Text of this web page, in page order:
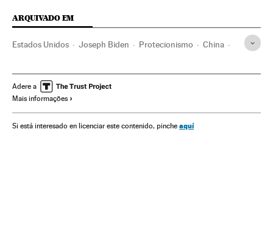
ARQUIVADO EM
Estados Unidos Joseph Biden Protecionismo China
Adere a
Mais informações
Si está interesado en licenciar este contenido, pinche aquí